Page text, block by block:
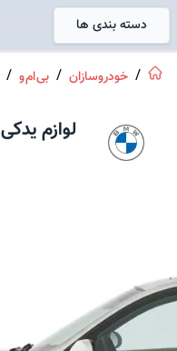
دسته بندی ها
/ خودروسازان / بی ام و /
لوازم یدکی